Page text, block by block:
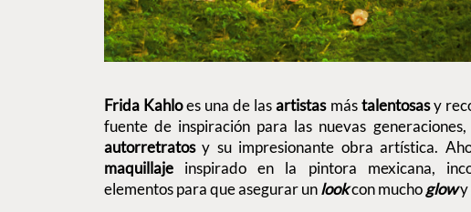
Frida Kahloes una de lasartistasmástalentosasy
fuente de inspiración para las nuevas
autorretratosy su impresionante obra artística.
maquillaje inspirado en la pintora mexicana,
elementos para que asegurar unlookcon muchoglowy